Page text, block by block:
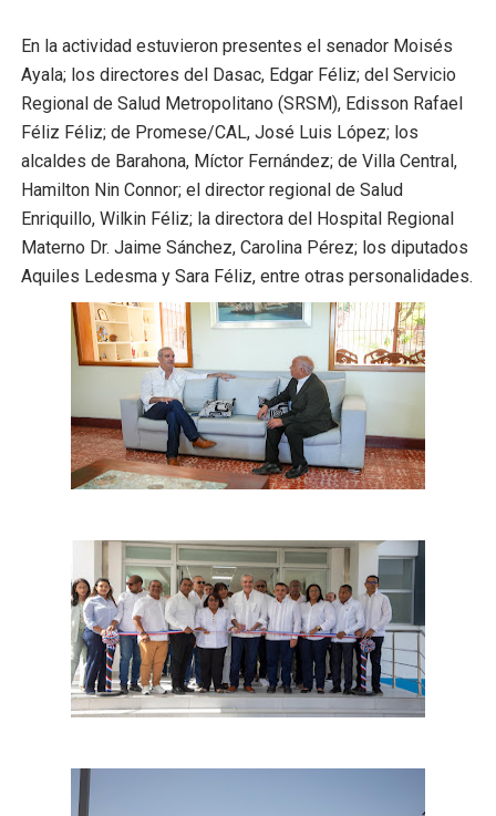
En la actividad estuvieron presentes el senador Moisés
Ayala; los directores del Dasac, Edgar Féliz; del Servicio
Regional de Salud Metropolitano (SRSM), Edisson Rafael
Féliz Féliz; de Promese/CAL, José Luis López; los
alcaldes de Barahona, Míctor Fernández; de Villa Central,
Hamilton Nin Connor; el director regional de Salud
Enriquillo, Wilkin Féliz; la directora del Hospital Regional
Materno Dr. Jaime Sánchez, Carolina Pérez; los diputados
Aquiles Ledesma y Sara Féliz, entre otras personalidades.